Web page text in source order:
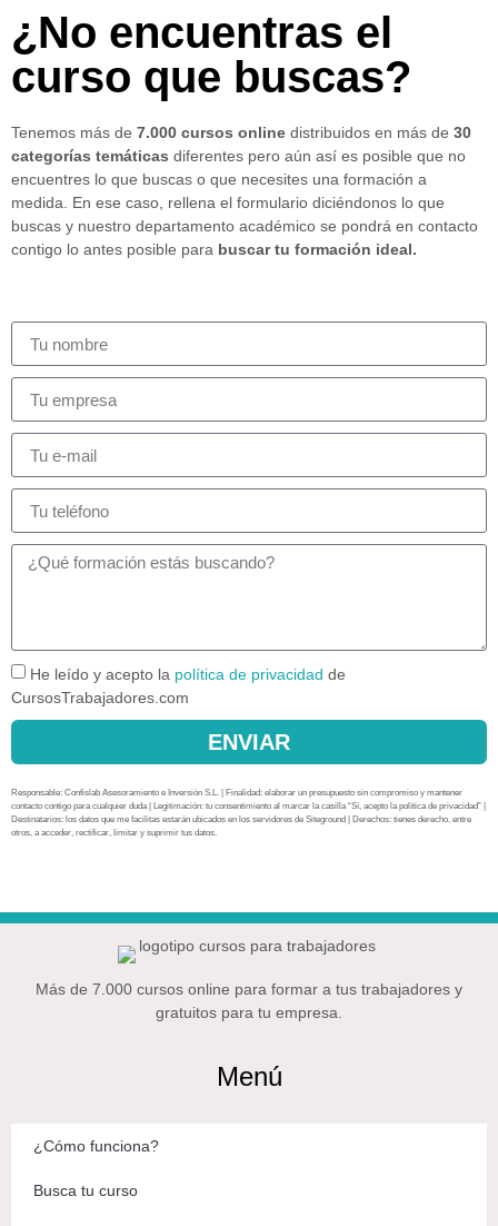
¿No encuentras el
curso que buscas?
Tenemos más de 7.000 cursos online distribuidos en más de 30
categorías temáticas diferentes pero aún así es posible que no
encuentres lo que buscas o que necesites una formación a
medida. En ese caso, rellena el formulario diciéndonos lo que
buscas y nuestro departamento académico se pondrá en contacto
contigo lo antes posible para buscar tu formación ideal.
He leído y acepto la política de privacidad de
CursosTrabajadores.com
ENVIAR
Responsable: Confislab Asesoramiento e Inversión S.L. | Finalidad: elaborar un presupuesto sin compromiso y mantener
contacto contigo para cualquier duda | Legitimación: tu consentimiento al marcar la casilla “Sí, acepto la política de privacidad” |
Destinatarios: los datos que me facilitas estarán ubicados en los servidores de Siteground | Derechos: tienes derecho, entre
otros, a acceder, rectificar, limitar y suprimir tus datos.
Más de 7.000 cursos online para formar a tus trabajadores y
gratuitos para tu empresa.
Menú
¿Cómo funciona?
Busca tu curso